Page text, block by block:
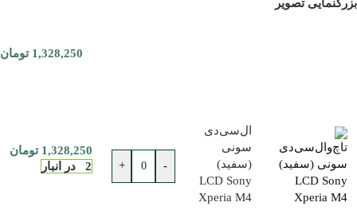
بزرگنمایی تصویر
1,328,250 تومان
ال‌سی‌دی
سونی
(سفید)
LCD Sony
Xperia M4
-
+
1,328,250 تومان
2 در انبار